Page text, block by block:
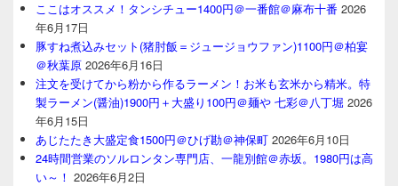
ここはオススメ！タンシチュー1400円＠一番館＠麻布十番 2026
年6月17日
豚すね煮込みセット(猪肘飯＝ジュージョウファン)1100円＠柏宴
＠秋葉原 2026年6月16日
注文を受けてから粉から作るラーメン！お米も玄米から精米。特
製ラーメン(醤油)1900円＋大盛り100円＠麺や 七彩＠八丁堀 2026
年6月15日
あじたたき大盛定食1500円＠ひげ勘＠神保町 2026年6月10日
24時間営業のソルロンタン専門店、一龍別館＠赤坂。1980円は高
い～！ 2026年6月2日